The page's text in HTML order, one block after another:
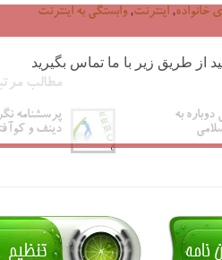
خانواده, اینترنت, وابستگی به اینترنت
مطالب
به
پرسشنامه
دینف و
طریق زیر با ما تماس بگیرید